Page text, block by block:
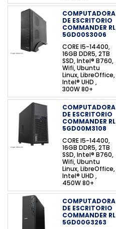
COMPUTADORA
DE ESCRITORIO
COMMANDER RL
5GD00S3006
CORE I5-14400,
16GB DDR5, 2TB
SSD, Intel® B760,
Wifi, Ubuntu
Linux, LibreOffice,
Intel® UHD ,
300W 80+
COMPUTADORA
DE ESCRITORIO
COMMANDER RL
5GD00M3108
CORE I5-14400,
16GB DDR5, 2TB
SSD, Intel® B760,
Wifi, Ubuntu
Linux, LibreOffice,
Intel® UHD ,
450W 80+
COMPUTADORA
DE ESCRITORIO
COMMANDER RL
5GD00G3263